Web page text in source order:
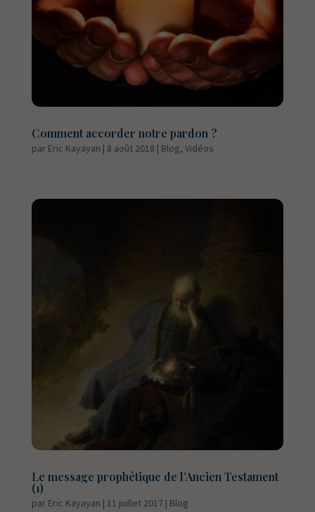
Comment accorder notre pardon ?
par Eric Kayayan | 8 août 2018 | Blog, Vidéos
Le message prophétique de l’Ancien Testament
(1)
par Eric Kayayan | 11 juillet 2017| Blog